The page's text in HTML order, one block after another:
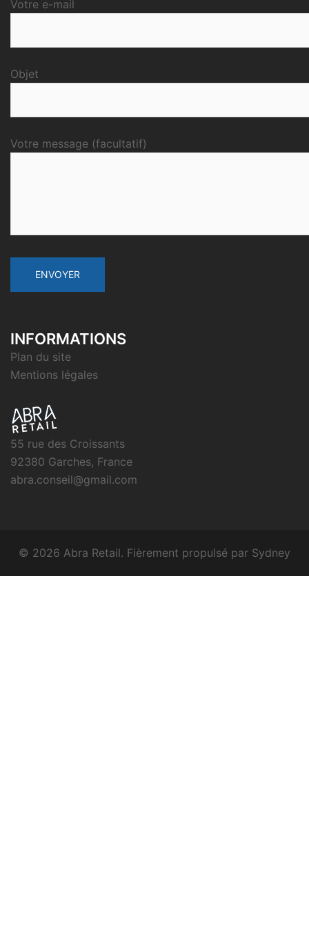
Votre e-mail
Objet
Votre message (facultatif)
INFORMATIONS
Plan du site
Mentions légales
55 rue des Croissants
92380 Garches, France
abra.conseil@gmail.com
© 2026 Abra Retail. Fièrement propulsé par Sydney